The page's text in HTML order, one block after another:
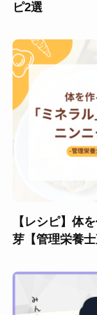
ピ2選
【レシピ】体
芽【管理栄養士